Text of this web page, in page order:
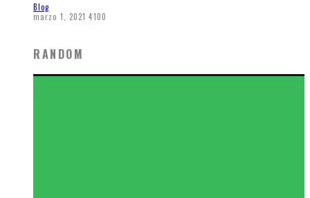
Blog
marzo 1, 2021 4100
RANDOM